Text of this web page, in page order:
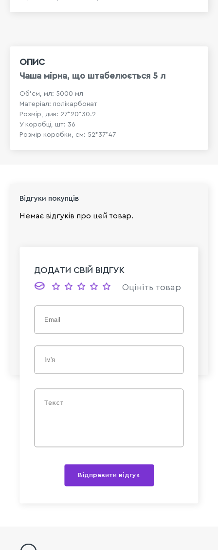
ОПИС
Чаша мірна, що штабелюється 5 л
Об'єм, мл: 5000 мл
Матеріал: полікарбонат
Розмір, див: 27*20*30.2
У коробці, шт: 36
Розмір коробки, см: 52*37*47
Відгуки покупців
Немає відгуків про цей товар.
ДОДАТИ СВІЙ ВІДГУК
Оцініть товар
Відправити відгук